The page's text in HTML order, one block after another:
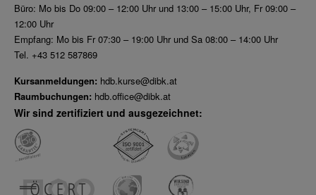
Büro: Mo bis Do 09:00 – 12:00 Uhr und 13:00 – 15:00 Uhr, Fr 09:00 –
12:00 Uhr
Empfang: Mo bis Fr 07:30 – 19:00 Uhr und Sa 08:00 – 14:00 Uhr
Tel. +43 512 587869
Kursanmeldungen: hdb.kurse@dibk.at
Raumbuchungen: hdb.office@dibk.at
Wir sind zertifiziert und ausgezeichnet: